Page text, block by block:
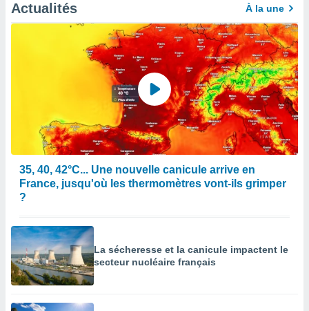
Actualités À la une
35, 40, 42°C... Une nouvelle canicule arrive en
France, jusqu'où les thermomètres vont-ils grimper
?
La sécheresse et la canicule impactent le
secteur nucléaire français